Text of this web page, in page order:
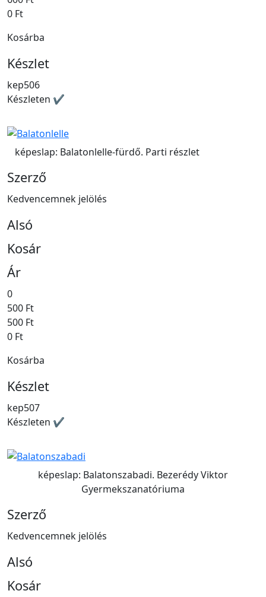
0 Ft
Kosárba
Készlet
kep506
Készleten ✔
képeslap: Balatonlelle-fürdő. Parti részlet
Szerző
Kedvencemnek jelölés
Alsó
Kosár
Ár
0
500 Ft
500 Ft
0 Ft
Kosárba
Készlet
kep507
Készleten ✔
képeslap: Balatonszabadi. Bezerédy Viktor
Gyermekszanatóriuma
Szerző
Kedvencemnek jelölés
Alsó
Kosár